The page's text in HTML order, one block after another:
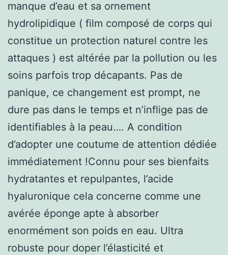
manque d’eau et sa ornement
hydrolipidique ( film composé de corps qui
constitue un protection naturel contre les
attaques ) est altérée par la pollution ou les
soins parfois trop décapants. Pas de
panique, ce changement est prompt, ne
dure pas dans le temps et n’inflige pas de
identifiables à la peau…. A condition
d’adopter une coutume de attention dédiée
immédiatement !Connu pour ses bienfaits
hydratantes et repulpantes, l’acide
hyaluronique cela concerne comme une
avérée éponge apte à absorber
enormément son poids en eau. Ultra
robuste pour doper l’élasticité et